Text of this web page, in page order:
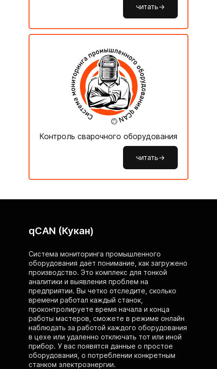
читать->
Контроль сварочного оборудования
читать->
qCAN (Кукан)
Система мониторинга промышленного
оборудования даёт понимание, как загружено
производство. Это комплекс для тонкой
аналитики и выявления проблем на
предприятии. Вы четко отследите, сколько
времени работал каждый станок,
проконтролируете время начала и конца
работы мастеров, сможете в режиме онлайн
наблюдать за работой каждого оборудования
в цехе или удаленно отключать тот или иной
прибор. У вас появятся данные о простое
оборудования, о потреблении конкретным
станком электроэнергии.